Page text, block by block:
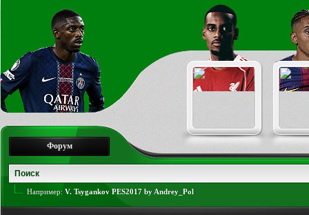
Форум
Например: V. Tsygankov PES2017 by Andrey_Pol